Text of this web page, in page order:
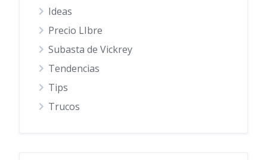
Ideas
Precio LIbre
Subasta de Vickrey
Tendencias
Tips
Trucos